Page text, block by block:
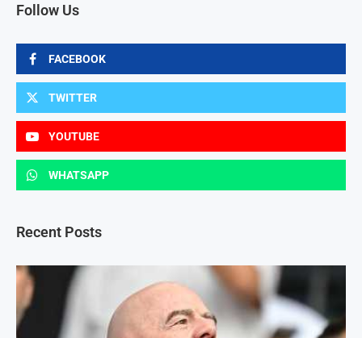
Follow Us
FACEBOOK
TWITTER
YOUTUBE
WHATSAPP
Recent Posts